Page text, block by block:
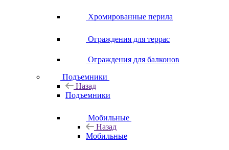
Хромированные перила
Ограждения для террас
Ограждения для балконов
Подъемники
Назад
Подъемники
Мобильные
Назад
Мобильные